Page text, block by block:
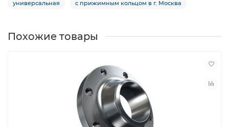
универсальная с прижимным кольцом в г. Москва
Похожие товары